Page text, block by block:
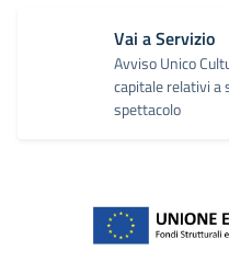
Vai a Servizio
Avviso Unico
capitale relativi a
spettacolo